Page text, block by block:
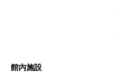
館内施設